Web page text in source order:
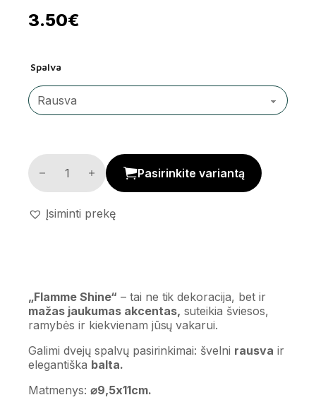
3.50€
Spalva
LED apvali žvakė 'Flamme Shine' kiekis
Pasirinkite variantą
Įsiminti prekę
„Flamme Shine“ – tai ne tik dekoracija, bet ir
mažas jaukumas akcentas, suteikia šviesos,
ramybės ir kiekvienam jūsų vakarui.
Galimi dvejų spalvų pasirinkimai: švelni rausva ir
elegantiška balta.
Matmenys: ⌀9,5x11cm.